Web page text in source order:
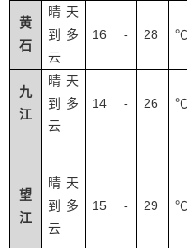
黄
石
晴天
到多
云
16 - 28 ℃
九
江
晴天
到多
云
14 - 26 ℃
望
江
晴天
到多
云
15 - 29 ℃